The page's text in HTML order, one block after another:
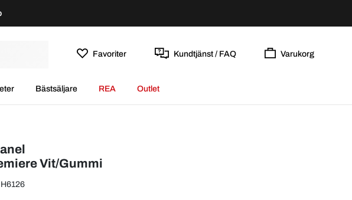
Favoriter Kundtjänst / FAQ Varukorg
Bästsäljare REA Outlet
Vit/Gummi